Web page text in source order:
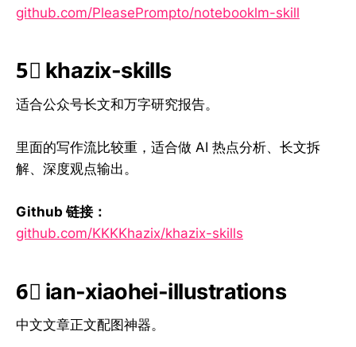
github.com/PleasePrompto/notebooklm-skill
5⃣ khazix-skills
适合公众号长文和万字研究报告。
里面的写作流比较重，适合做 AI 热点分析、长文拆
解、深度观点输出。
Github 链接：
github.com/KKKKhazix/khazix-skills
6⃣ ian-xiaohei-illustrations
中文文章正文配图神器。